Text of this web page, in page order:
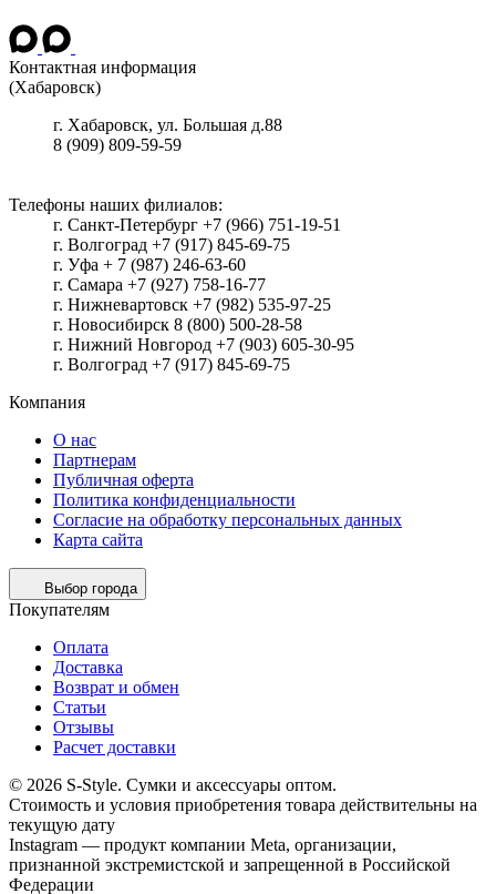
Контактная информация
(Хабаровск)
г. Хабаровск, ул. Большая д.88
8 (909) 809-59-59
Телефоны наших филиалов:
г. Санкт-Петербург +7 (966) 751-19-51
г. Волгоград +7 (917) 845-69-75
г. Уфа + 7 (987) 246-63-60
г. Самара +7 (927) 758-16-77
г. Нижневартовск +7 (982) 535-97-25
г. Новосибирск 8 (800) 500-28-58
г. Нижний Новгород +7 (903) 605-30-95
г. Волгоград +7 (917) 845-69-75
Компания
О нас
Партнерам
Публичная оферта
Политика конфиденциальности
Согласие на обработку персональных данных
Карта сайта
Выбор города
Покупателям
Оплата
Доставка
Возврат и обмен
Статьи
Отзывы
Расчет доставки
© 2026 S-Style. Сумки и аксессуары оптом.
Cтоимость и условия приобретения товара действительны на
текущую дату
Instagram — продукт компании Meta, организации,
признанной экстремистской и запрещенной в Российской
Федерации